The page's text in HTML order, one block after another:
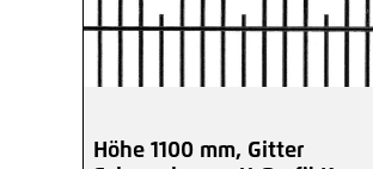
Höhe 1100 mm, Gitter